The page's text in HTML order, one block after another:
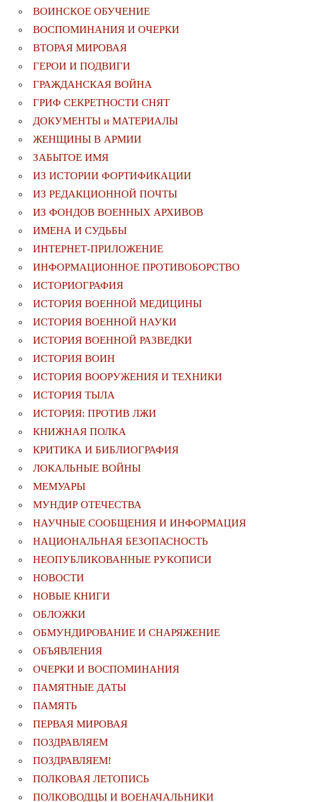
ВОИНСКОЕ ОБУЧЕНИЕ
ВОСПОМИНАНИЯ И ОЧЕРКИ
ВТОРАЯ МИРОВАЯ
ГЕРОИ И ПОДВИГИ
ГРАЖДАНСКАЯ ВОЙНА
ГРИФ СЕКРЕТНОСТИ СНЯТ
ДОКУМЕНТЫ и МАТЕРИАЛЫ
ЖЕНЩИНЫ В АРМИИ
ЗАБЫТОЕ ИМЯ
ИЗ ИСТОРИИ ФОРТИФИКАЦИИ
ИЗ РЕДАКЦИОННОЙ ПОЧТЫ
ИЗ ФОНДОВ ВОЕННЫХ АРХИВОВ
ИМЕНА И СУДЬБЫ
ИНТЕРНЕТ-ПРИЛОЖЕНИЕ
ИНФОРМАЦИОННОЕ ПРОТИВОБОРСТВО
ИСТОРИОГРАФИЯ
ИСТОРИЯ ВОЕННОЙ МЕДИЦИНЫ
ИСТОРИЯ ВОЕННОЙ НАУКИ
ИСТОРИЯ ВОЕННОЙ РАЗВЕДКИ
ИСТОРИЯ ВОИН
ИСТОРИЯ ВООРУЖЕНИЯ И ТЕХНИКИ
ИСТОРИЯ ТЫЛА
ИСТОРИЯ: ПРОТИВ ЛЖИ
КНИЖНАЯ ПОЛКА
КРИТИКА И БИБЛИОГРАФИЯ
ЛОКАЛЬНЫЕ ВОЙНЫ
МЕМУАРЫ
МУНДИР ОТЕЧЕСТВА
НАУЧНЫЕ СООБЩЕНИЯ И ИНФОРМАЦИЯ
НАЦИОНАЛЬНАЯ БЕЗОПАСНОСТЬ
НЕОПУБЛИКОВАННЫЕ РУКОПИСИ
НОВОСТИ
НОВЫЕ КНИГИ
ОБЛОЖКИ
ОБМУНДИРОВАНИЕ И СНАРЯЖЕНИЕ
ОБЪЯВЛЕНИЯ
ОЧЕРКИ И ВОСПОМИНАНИЯ
ПАМЯТНЫЕ ДАТЫ
ПАМЯТЬ
ПЕРВАЯ МИРОВАЯ
ПОЗДРАВЛЯЕМ
ПОЗДРАВЛЯЕМ!
ПОЛКОВАЯ ЛЕТОПИСЬ
ПОЛКОВОДЦЫ И ВОЕНАЧАЛЬНИКИ